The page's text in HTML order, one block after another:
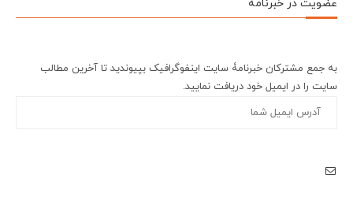
عضویت در خبرنامه
به جمع مشترکان خبرنامۀ سایت اینفوگرافیک بپیوندید تا آخرین مطالب
سایت را در ایمیل خود دریافت نمایید.